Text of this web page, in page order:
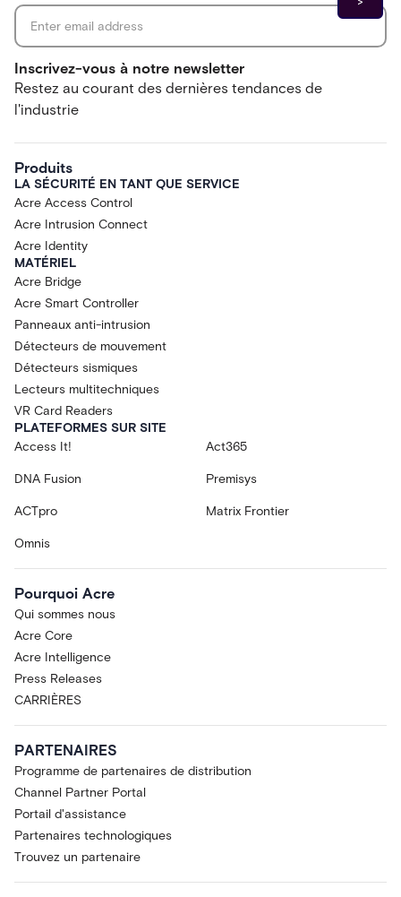
Inscrivez-vous à notre newsletter
Restez au courant des dernières tendances de
l'industrie
Produits
LA SÉCURITÉ EN TANT QUE SERVICE
Acre Access Control
Acre Intrusion Connect
Acre Identity
MATÉRIEL
Acre Bridge
Acre Smart Controller
Panneaux anti-intrusion
Détecteurs de mouvement
Détecteurs sismiques
Lecteurs multitechniques
VR Card Readers
PLATEFORMES SUR SITE
Access It!
Act365
DNA Fusion Premisys
ACTpro Matrix Frontier
Omnis
Pourquoi Acre
Qui sommes nous
Acre Core
Acre Intelligence
Press Releases
CARRIÈRES
PARTENAIRES
Programme de partenaires de distribution
Channel Partner Portal
Portail d'assistance
Partenaires technologiques
Trouvez un partenaire